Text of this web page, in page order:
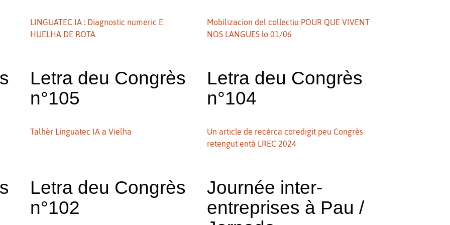
LINGUATEC IA : Diagnostic numeric E
HUELHA DE ROTA
Mobilizacion del collectiu POUR QUE VIVENT
NOS LANGUES lo 01/06
Letra deu Congrès
n°105
Talhèr Linguatec IA a Vielha
Letra deu Congrès
n°104
Un article de recèrca coredigit peu Congrès
retengut entà LREC 2024
Letra deu Congrès
n°102
Journée inter-
entreprises à Pau /